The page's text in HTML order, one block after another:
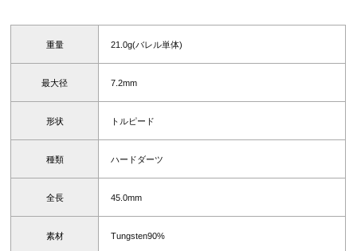
重量 21.0g(バレル単体)
最大径 7.2mm
形状 トルピード
種類 ハードダーツ
全長 45.0mm
素材 Tungsten90%